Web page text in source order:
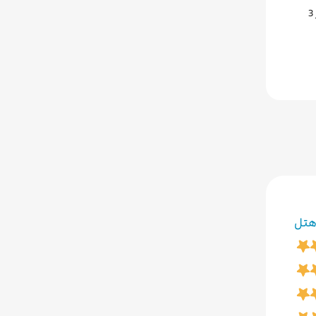
این هتل در 8 دقیقه‌ای میدان تکسیم قرار دارد و در چند قدمی مرکز کنگره‌های استانبول قرار دارد. کاخ دولما باغچه در فاصله 750 متری و برج گالاتا در 3
هتل